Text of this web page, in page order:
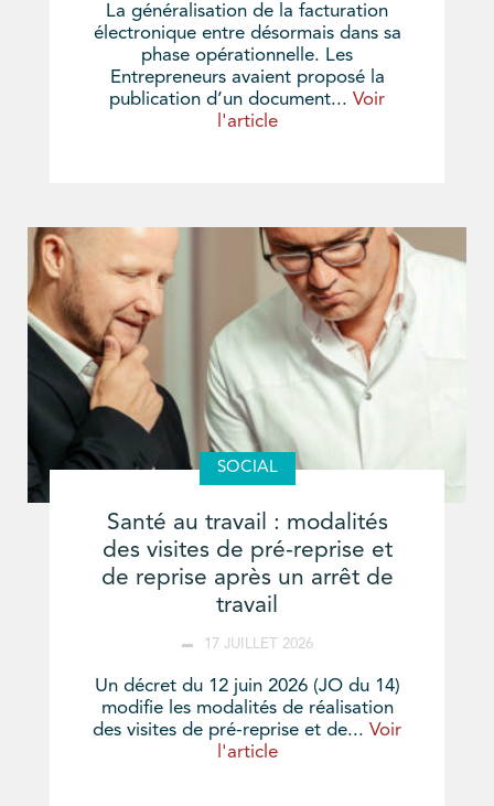
La généralisation de la facturation
électronique entre désormais dans sa
phase opérationnelle. Les
Entrepreneurs avaient proposé la
publication d’un document... Voir
l'article
SOCIAL
Santé au travail : modalités
des visites de pré-reprise et
de reprise après un arrêt de
travail
17 JUILLET 2026
Un décret du 12 juin 2026 (JO du 14)
modifie les modalités de réalisation
des visites de pré-reprise et de... Voir
l'article